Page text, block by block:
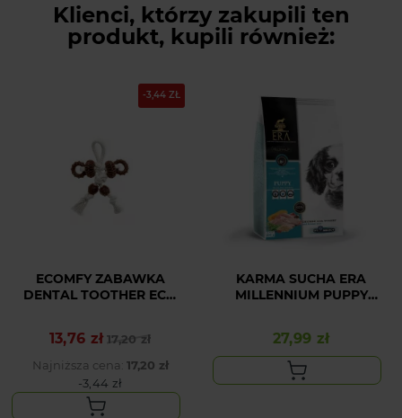
Klienci, którzy zakupili ten
produkt, kupili również:
-3,44 ZŁ
ECOMFY ZABAWKA
DENTAL TOOTHER ECO
Cena podstawowa
17,20 zł
Cena
13,76 zł
Najniższa cena: 17,20 zł
-3,44 zł
KARMA SUCHA ERA
MILLENNIUM PUPPY
0,5KG
Cena
27,99 zł